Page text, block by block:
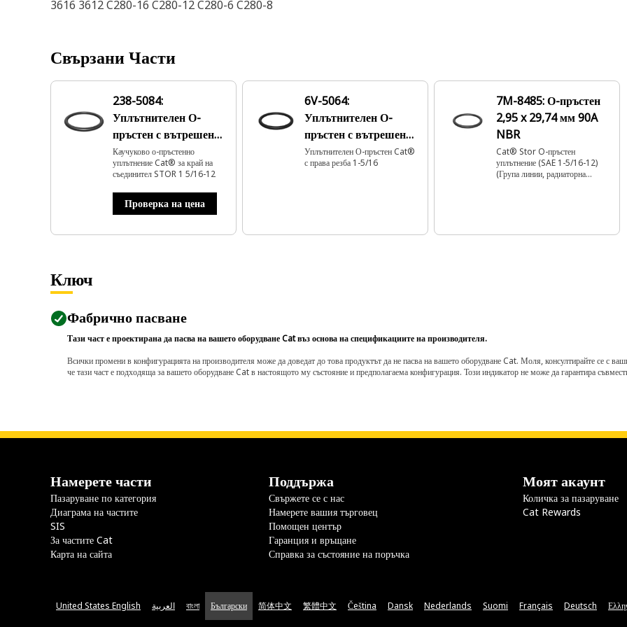
3616 3612 C280-16 C280-12 C280-6 C280-8
Свързани Части
238-5084:
Уплътнителен О-
пръстен с вътрешен
диаметър 29,74 мм
Каучуково о-пръстенно
уплътнение Cat® за край на
съединител STOR 1 5/16-12
Проверка на цена
6V-5064:
Уплътнителен О-
пръстен с вътрешен
диаметър 29,74 mm
Уплътнителен О-пръстен Cat®
с права резба 1-5/16
7M-8485: О-пръстен
2,95 x 29,74 мм 90A
NBR
Cat® Stor O-пръстен
уплътнение (SAE 1-5/16-12)
(Група линии, радиаторна
Ключ
Фабрично пасване
Тази част е проектирана да пасва на вашето оборудване Cat въз основа на спецификациите на производителя.
Всички промени в конфигурацията на производителя може да доведат до това продуктът да не пасва на вашето оборудване Cat. Моля, консултирайте се с
че тази част е подходяща за вашето оборудване Cat в настоящото му състояние и предполагаема конфигурация. Този индикатор не може да гарантира
Намерете части
Пазаруване по категория
Диаграма на частите
SIS
За частите Cat
Карта на сайта
Поддържа
Свържете се с нас
Намерете вашия търговец
Помощен център
Гаранция и връщане
Справка за състояние на поръчка
Моят акаунт
Количка за пазаруване
Cat Rewards
United States English العربية বাংলা Български 简体中文 繁體中文 Čeština Dansk Nederlands Suomi Français Deutsch